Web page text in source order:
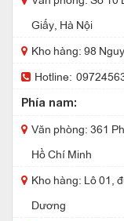
Giấy, Hà Nội
Kho hàng: 98
Hotline:
Phía nam:
Văn phòng: 361
Hồ Chí Minh
Kho hàng: Lô 01,
Dương